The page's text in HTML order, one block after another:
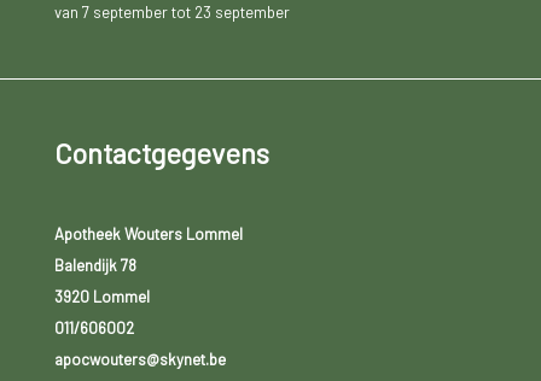
van 7 september tot 23 september
Contactgegevens
Apotheek Wouters Lommel
Balendijk 78
3920 Lommel
011/606002
apocwouters@skynet.be